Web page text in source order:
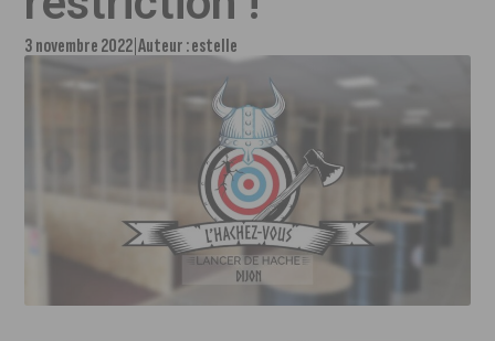
3 novembre 2022 Auteur :estelle